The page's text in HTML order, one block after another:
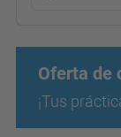
Oferta de
¡Tus